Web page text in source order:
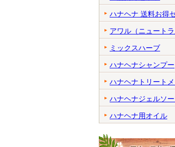
ハナヘナ 送料お得
アワル（ニュートラ
ミックスハーブ
ハナヘナシャンプー
ハナヘナトリートメ
ハナヘナジェルソ
ハナヘナ用オイル